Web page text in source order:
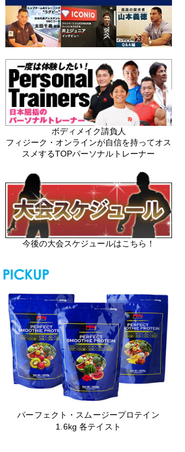
ボディメイク請負人
フィジーク・オンラインが自信を持ってオス
スメするTOPパーソナルトレーナー
今後の大会スケジュールはこちら！
パーフェクト・スムージープロテイン
1.6kg 各テイスト